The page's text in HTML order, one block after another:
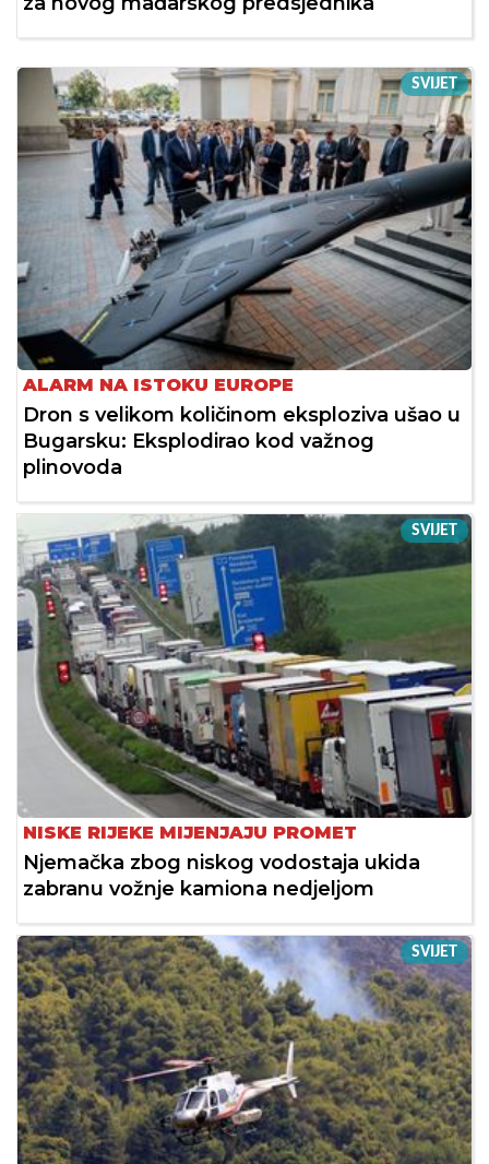
SVIJET
ALARM NA ISTOKU EUROPE
Dron s velikom količinom eksploziva ušao u
Bugarsku: Eksplodirao kod važnog
plinovoda
SVIJET
NISKE RIJEKE MIJENJAJU PROMET
Njemačka zbog niskog vodostaja ukida
zabranu vožnje kamiona nedjeljom
SVIJET